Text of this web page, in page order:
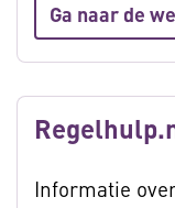
Ga naar de
Informatie